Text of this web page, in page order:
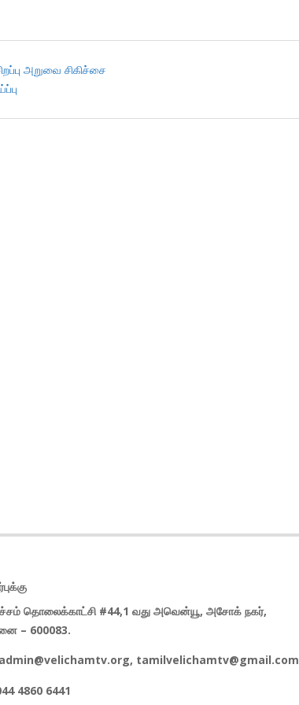
அறுவை சிகிச்சை
தொலைக்காட்சி #44,1 வது அவென்யூ, அசோக் நகர்,
– 600083.
admin@velichamtv.org, tamilvelichamtv@gmail.com
4860 6441